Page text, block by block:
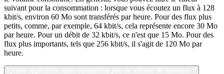
suivant pour la consommation : lorsque vous écoutez un flux à 128
kbit/s, environ 60 Mo sont transférés par heure. Pour des flux plus
petits, comme, par exemple, 64 kbit/s, cela représente encore 30 Mo
par heure. Pour un débit de 32 kbit/s, ce n'est que 15 Mo. Pour des
flux plus importants, tels que 256 kbit/s, il s'agit de 120 Mo par
heure.